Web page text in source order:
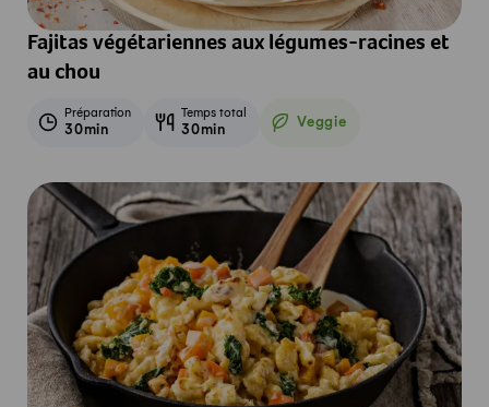
Fajitas végétariennes aux légumes-racines et
au chou
Préparation
30min
Temps total
30min Veggie
Veggie